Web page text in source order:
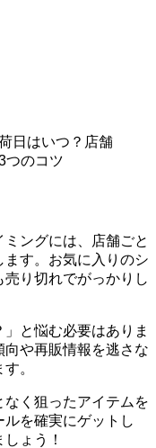
ングには、店舗ごと
す。お気に入りのシ
り切れでがっかりし
と悩む必要はありま
や再販情報を逃さな
。
く狙ったアイテムを
を確実にゲットし
ょう！